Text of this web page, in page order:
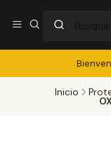
Inicio